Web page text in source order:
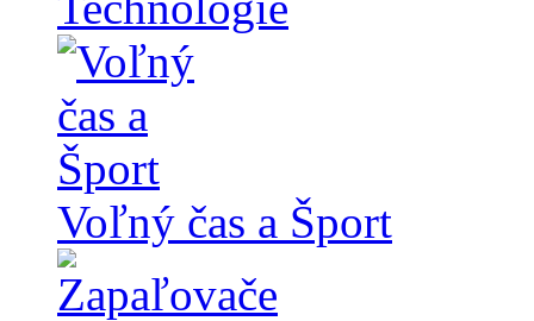
Voľný čas a Šport